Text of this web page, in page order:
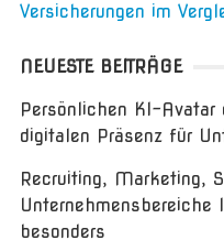
Versicherungen im
NEUESTE BEITRÄGE
Persönlichen KI-
digitalen Präsenz für
Recruiting, Marketing,
besonders